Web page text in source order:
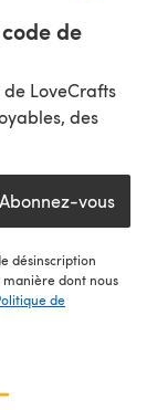
de
LoveCrafts
des
Abonnez-vous
désinscription
dont nous
de